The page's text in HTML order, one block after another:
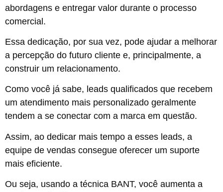
abordagens e entregar valor durante o processo
comercial.
Essa dedicação, por sua vez, pode ajudar a melhorar
a percepção do futuro cliente e, principalmente, a
construir um relacionamento.
Como você já sabe, leads qualificados que recebem
um atendimento mais personalizado geralmente
tendem a se conectar com a marca em questão.
Assim, ao dedicar mais tempo a esses leads, a
equipe de vendas consegue oferecer um suporte
mais eficiente.
Ou seja, usando a técnica BANT, você aumenta a